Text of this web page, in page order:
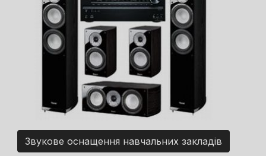
Звукове оснащення навчальних закладів